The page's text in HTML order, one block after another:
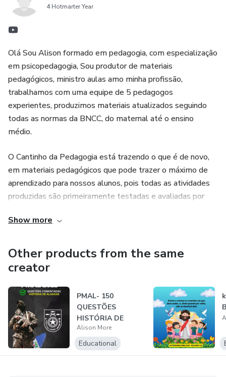
4 Hotmarter Year
Olá Sou Alison formado em pedagogia, com especialização
em psicopedagogia, Sou produtor de materiais
pedagógicos, ministro aulas amo minha profissão,
trabalhamos com uma equipe de 5 pedagogos
experientes, produzimos materiais atualizados seguindo
todas as normas da BNCC, do maternal até o ensino
médio.
O Cantinho da Pedagogia está trazendo o que é de novo,
em materiais pedagógicos que pode trazer o máximo de
aprendizado para nossos alunos, pois todas as atividades
produzidas são primeiramente testadas e avaliadas por
Show more
Other products from the same
creator
PMAL- 150
QUESTÕES
HISTÓRIA DE
ALAGOAS
Alison More
Educational